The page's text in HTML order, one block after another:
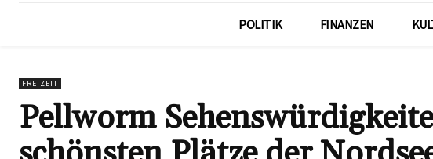
POLITIK FINANZEN
FREIZEIT
Pellworm